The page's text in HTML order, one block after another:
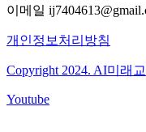
이메일
개인정보처리방침
Copyright 2024. AI미래
Youtube